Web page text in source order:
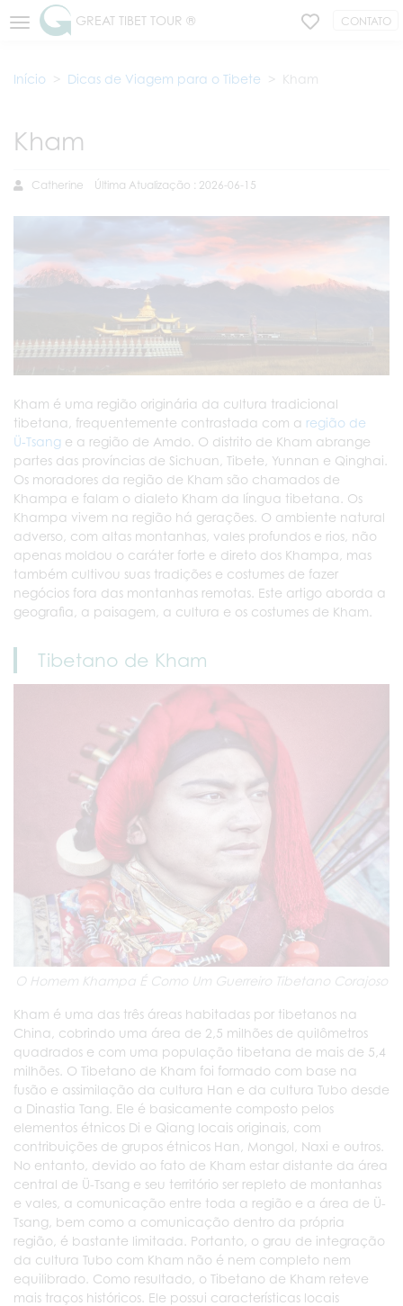
GREAT TIBET TOUR ® CONTATO
Início Dicas de Viagem para o Tibete Kham
Kham
Catherine Última Atualização : 2026-06-15
Kham é uma região originária da cultura tradicional
tibetana, frequentemente contrastada com a região de
Ü‑Tsang e a região de Amdo. O distrito de Kham abrange
partes das províncias de Sichuan, Tibete, Yunnan e Qinghai.
Os moradores da região de Kham são chamados de
Khampa e falam o dialeto Kham da língua tibetana. Os
Khampa vivem na região há gerações. O ambiente natural
adverso, com altas montanhas, vales profundos e rios, não
apenas moldou o caráter forte e direto dos Khampa, mas
também cultivou suas tradições e costumes de fazer
negócios fora das montanhas remotas. Este artigo aborda a
geografia, a paisagem, a cultura e os costumes de Kham.
Tibetano de Kham
O Homem Khampa É Como Um Guerreiro Tibetano Corajoso
Kham é uma das três áreas habitadas por tibetanos na
China, cobrindo uma área de 2,5 milhões de quilômetros
quadrados e com uma população tibetana de mais de 5,4
milhões. O Tibetano de Kham foi formado com base na
fusão e assimilação da cultura Han e da cultura Tubo desde
a Dinastia Tang. Ele é basicamente composto pelos
elementos étnicos Di e Qiang locais originais, com
contribuições de grupos étnicos Han, Mongol, Naxi e outros.
No entanto, devido ao fato de Kham estar distante da área
central de Ü-Tsang e seu território ser repleto de montanhas
e vales, a comunicação entre toda a região e a área de Ü-
Tsang, bem como a comunicação dentro da própria
região, é bastante limitada. Portanto, o grau de integração
da cultura Tubo com Kham não é nem completo nem
equilibrado. Como resultado, o Tibetano de Kham reteve
mais traços históricos. Ele possui características locais